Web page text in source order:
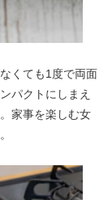
くても1度で両面
パクトにしまえ
家事を楽しむ女